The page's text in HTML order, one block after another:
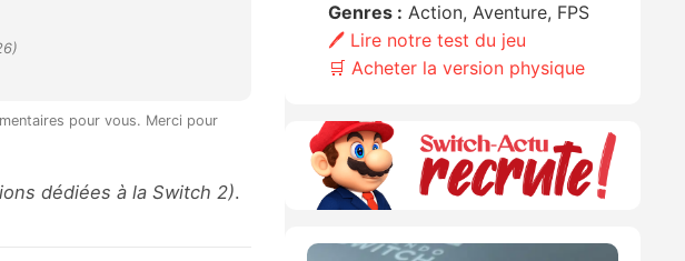
pour vous. Merci pour
dédiées à la Switch 2).
Genres : Action, Aventure, FPS
🖊️ Lire notre test du jeu
🛒 Acheter la version physique